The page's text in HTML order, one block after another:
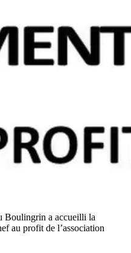
Boulingrin a accueilli la
au profit de l’association